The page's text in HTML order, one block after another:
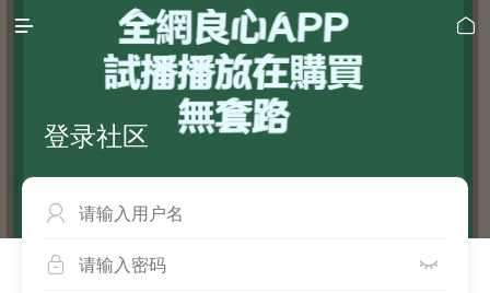
 
登录社区

 